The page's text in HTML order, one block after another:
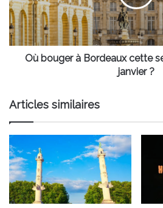
semaine
du
08
au
Où bouger à Bordeaux cette
janvier ?
Articles similaires